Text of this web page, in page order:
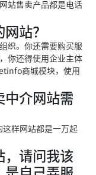
站售卖产品都是电话
站？
织。你还需要购买服
你还得使用企业主体
商城模块，使用
介网站需
样网站都是一万起
请问我该